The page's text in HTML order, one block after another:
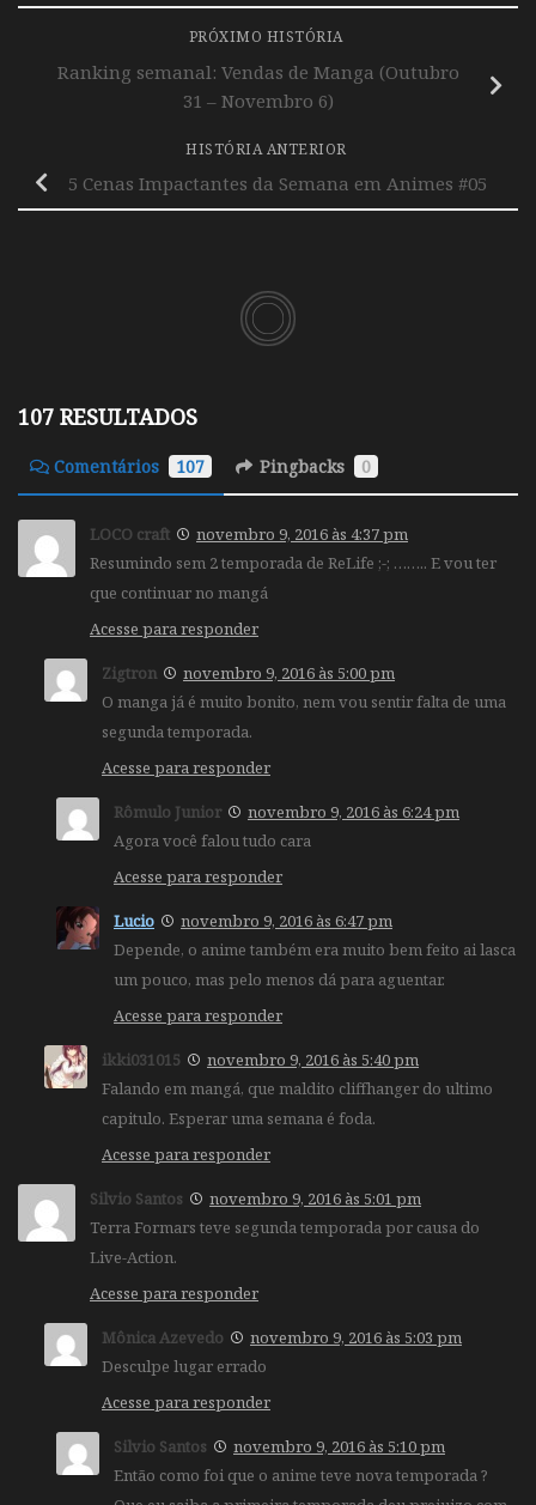
PRÓXIMO HISTÓRIA
Ranking semanal: Vendas de Manga (Outubro
31 – Novembro 6)
HISTÓRIA ANTERIOR
5 Cenas Impactantes da Semana em Animes #05
107 RESULTADOS
Comentários 107 Pingbacks 0
LOCO craft
novembro 9, 2016 às 4:37 pm
Resumindo sem 2 temporada de ReLife ;-; …….. E vou ter
que continuar no mangá
Acesse para responder
Zigtron
novembro 9, 2016 às 5:00 pm
O manga já é muito bonito, nem vou sentir falta de uma
segunda temporada.
Acesse para responder
Rômulo Junior
novembro 9, 2016 às 6:24 pm
Agora você falou tudo cara
Acesse para responder
Lucio
novembro 9, 2016 às 6:47 pm
Depende, o anime também era muito bem feito ai lasca
um pouco, mas pelo menos dá para aguentar.
Acesse para responder
ikki031015
novembro 9, 2016 às 5:40 pm
Falando em mangá, que maldito cliffhanger do ultimo
capitulo. Esperar uma semana é foda.
Acesse para responder
Silvio Santos
novembro 9, 2016 às 5:01 pm
Terra Formars teve segunda temporada por causa do
Live-Action.
Acesse para responder
Mônica Azevedo
novembro 9, 2016 às 5:03 pm
Desculpe lugar errado
Acesse para responder
Silvio Santos
novembro 9, 2016 às 5:10 pm
Então como foi que o anime teve nova temporada ?